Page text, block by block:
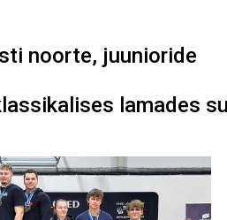
noorte, juunioride
lamades